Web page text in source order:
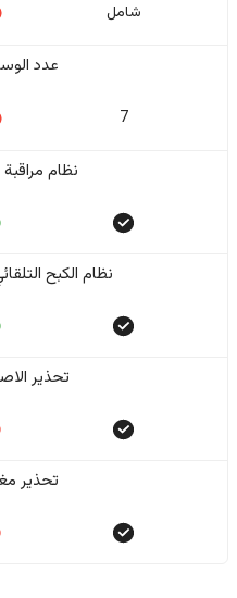
شامل
عدد
7
نظام
نظام الكبح
تحذير
تحذير